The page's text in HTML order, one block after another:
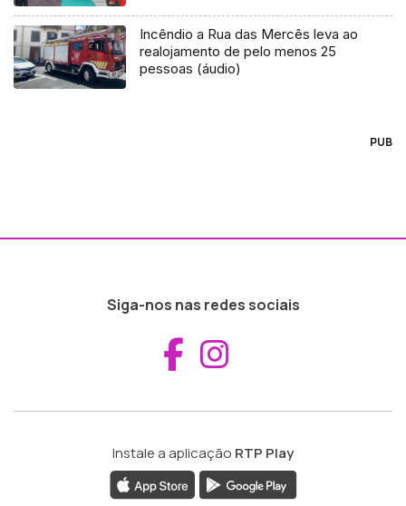
Incêndio a Rua das Mercês leva ao
realojamento de pelo menos 25
pessoas (áudio)
PUB
Siga-nos nas redes sociais
Aceder ao
Instale a aplicação RTP Play